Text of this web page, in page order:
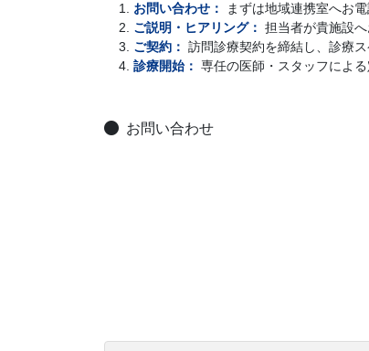
お問い合わせ：
まずは地域連携室へお電
ご説明・ヒアリング： 担当者が貴施設
ご契約： 訪問診療契約を締結し、診療
診療開始： 専任の医師・スタッフによ
お問い合わせ